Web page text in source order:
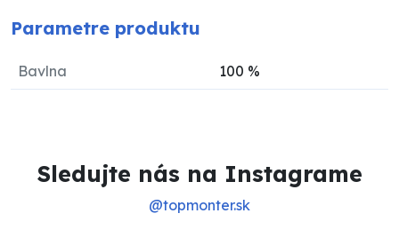
Parametre produktu
Bavlna 100 %
Sledujte nás na Instagrame
@topmonter.sk